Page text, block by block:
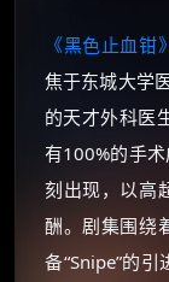
《黑色止血钳》
焦于东城大学
的天才外科医
有100%的手
刻出现，以高
酬。剧集围绕
备“Snipe”的